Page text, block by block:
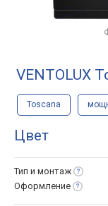
VENTOLUX
Toscana
Цвет
Тип и монтаж
Оформление